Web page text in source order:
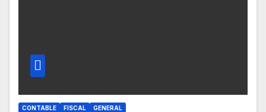
CONTABLE FISCAL GENERAL